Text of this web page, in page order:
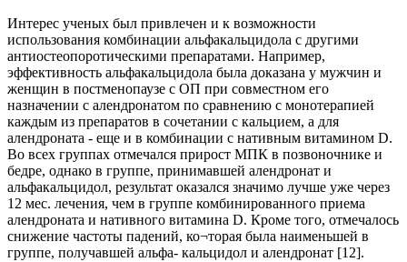
Интерес ученых был привлечен и к возможности
использования комбинации альфакальцидола с другими
антиостеопоротическими препаратами. Например,
эффективность альфакальцидола была доказана у мужчин и
женщин в постменопаузе с ОП при совместном его
назначении с алендронатом по сравнению с монотерапией
каждым из препаратов в сочетании с кальцием, а для
алендроната - еще и в комбинации с нативным витамином D.
Во всех группах отмечался прирост МПК в позвоночнике и
бедре, однако в группе, принимавшей алендронат и
альфакальцидол, результат оказался значимо лучше уже через
12 мес. лечения, чем в группе комбинированного приема
алендроната и нативного витамина D. Кроме того, отмечалось
снижение частоты падений, ко¬торая была наименьшей в
группе, получавшей альфа- кальцидол и алендронат [12].